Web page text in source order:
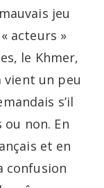
jeu
acteurs »
le Khmer,
vient un peu
s’il
non. En
et en
confusion